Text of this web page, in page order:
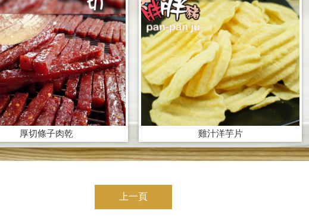
厚切條子肉乾 雞汁洋芋片
上一頁